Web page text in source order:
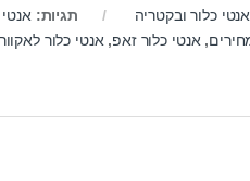
אנטי כלור ובקטריה תגיות:
, אנטי כלור זאפ, אנטי כלור